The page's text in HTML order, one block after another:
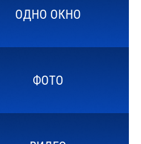
ОДНО ОКНО
ФОТО